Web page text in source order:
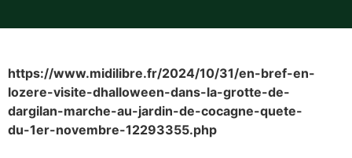
https://www.midilibre.fr/2024/10/31/en-bref-en-
lozere-visite-dhalloween-dans-la-grotte-de-
dargilan-marche-au-jardin-de-cocagne-quete-
du-1er-novembre-12293355.php